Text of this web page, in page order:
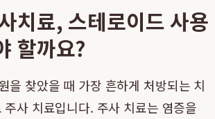
치료, 스테로이드 사용
할까요?
을 찾았을 때 가장 흔하게 처방되는 치
사 치료입니다. 주사 치료는 염증을